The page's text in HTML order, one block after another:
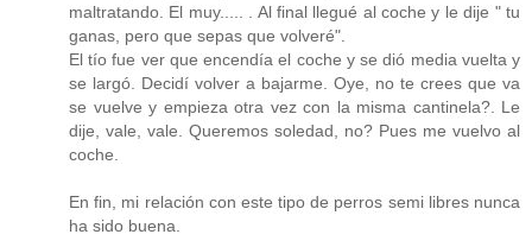
maltratando. El muy..... . Al final llegué al coche y le dije " tu
ganas, pero que sepas que volveré".
El tío fue ver que encendía el coche y se dió media vuelta y
se largó. Decidí volver a bajarme. Oye, no te crees que va
se vuelve y empieza otra vez con la misma cantinela?. Le
dije, vale, vale. Queremos soledad, no? Pues me vuelvo al
coche.
En fin, mi relación con este tipo de perros semi libres nunca
ha sido buena.